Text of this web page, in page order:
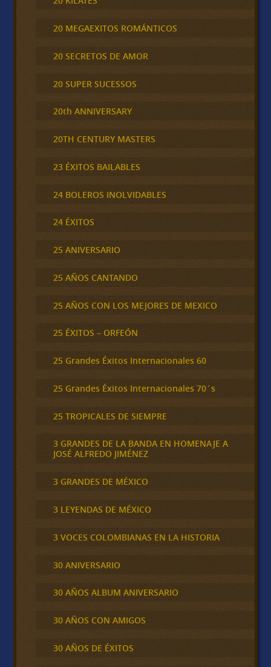
20 MEGAEXITOS ROMÁNTICOS
20 SECRETOS DE AMOR
20 SUPER SUCESSOS
20th ANNIVERSARY
20TH CENTURY MASTERS
23 ÉXITOS BAILABLES
24 BOLEROS INOLVIDABLES
24 ÉXITOS
25 ANIVERSARIO
25 AÑOS CANTANDO
25 AÑOS CON LOS MEJORES DE MEXICO
25 ÉXITOS – ORFEÓN
25 Grandes Éxitos Internacionales 60
25 Grandes Éxitos Internacionales 70´s
25 TROPICALES DE SIEMPRE
3 GRANDES DE LA BANDA EN HOMENAJE A
JOSÉ ALFREDO JIMÉNEZ
3 GRANDES DE MÉXICO
3 LEYENDAS DE MÉXICO
3 VOCES COLOMBIANAS EN LA HISTORIA
30 ANIVERSARIO
30 AÑOS ALBUM ANIVERSARIO
30 AÑOS CON AMIGOS
30 AÑOS DE ÉXITOS